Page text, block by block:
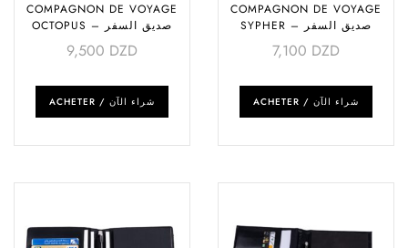
COMPAGNON DE VOYAGE
OCTOPUS – صديق السفر
9,500 DZD
ACHETER / شراء الآن
COMPAGNON DE VOYAGE
SYPHER – صديق السفر
7,100 DZD
ACHETER / شراء الآن